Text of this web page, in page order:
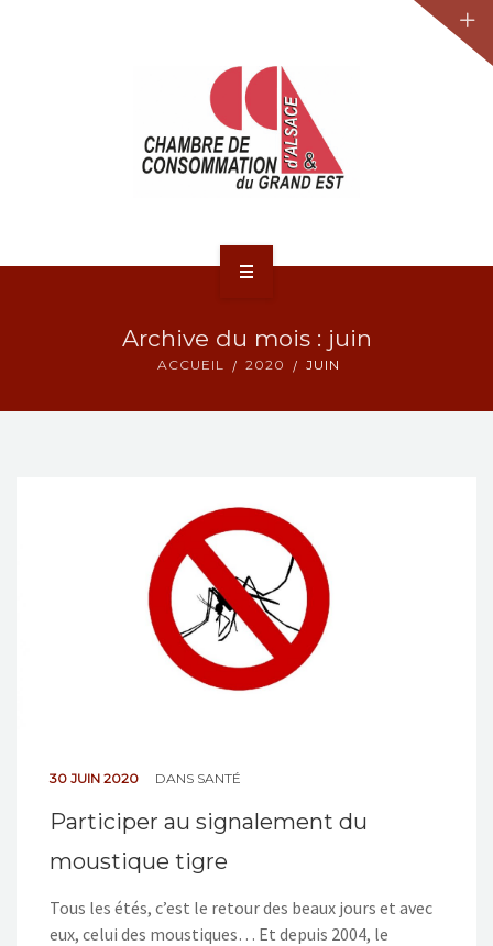
ACTUALITÉSArchive du mois : juin
ACCUEIL 2020 JUIN
30 JUIN 2020 DANS SANTÉ
Participer au signalement du
moustique tigre
Tous les étés, c’est le retour des beaux jours et avec
eux, celui des moustiques… Et depuis 2004, le